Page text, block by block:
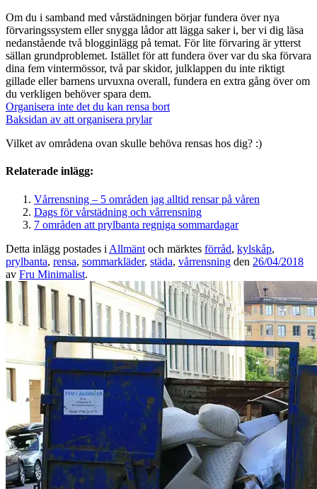
Om du i samband med vårstädningen börjar fundera över nya
förvaringssystem eller snygga lådor att lägga saker i, ber vi dig läsa
nedanstående två blogginlägg på temat. För lite förvaring är ytterst
sällan grundproblemet. Istället för att fundera över var du ska förvara
dina fem vintermössor, två par skidor, julklappen du inte riktigt
gillade eller barnens urvuxna overall, fundera en extra gång över om
du verkligen behöver spara dem.
Organisera inte det du kan rensa bort
Baksidan av att organisera prylar
Vilket av områdena ovan skulle behöva rensas hos dig? :)
Relaterade inlägg:
Vårrensning – 5 områden jag alltid rensar på våren
Dags för vårstädning och vårrensning
7 områden att prylbanta regniga sommardagar
Detta inlägg postades i Allmänt och märktes förråd, kylskåp,
prylbanta, rensa, sommarkläder, städa, vårrensning den 26/04/2018
av Fru Minimalist.